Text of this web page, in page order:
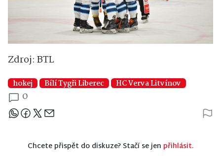
Zdroj: BTL
hokej Bílí Tygři Liberec HC Verva Litvínov
0
Sdílejte článek
Chcete přispět do diskuze? Stačí se jen přihlásit.